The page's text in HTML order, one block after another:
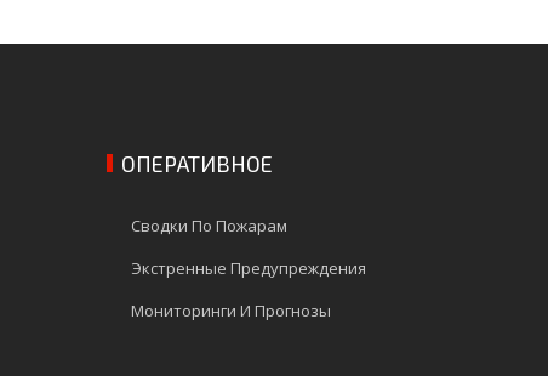
ОПЕРАТИВНОЕ
Сводки По Пожарам
Экстренные Предупреждения
Мониторинги И Прогнозы